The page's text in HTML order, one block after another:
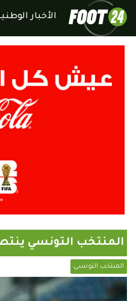
الأخبار
المنتخب التونسي
المنتخب التونسي